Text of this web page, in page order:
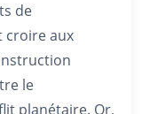
de
croire aux
le
planétaire. Or,